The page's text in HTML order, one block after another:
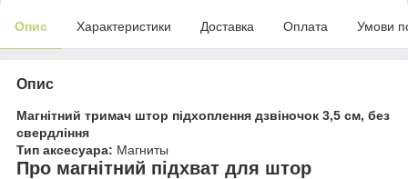
Опис Характеристики Доставка Оплата Умови
Опис
Магнітний тримач штор підхоплення дзвіночок 3,5 см, без
свердління
Тип аксесуара: Магниты
Про магнітний підхват для штор